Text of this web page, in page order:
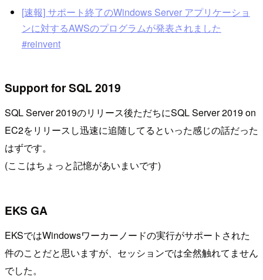
[速報] サポート終了のWindows Server アプリケーショ
ンに対するAWSのプログラムが発表されました
#reinvent
Support for SQL 2019
SQL Server 2019のリリース後ただちにSQL Server 2019 on
EC2をリリースし迅速に追随してるといった感じの話だった
はずです。
(ここはちょっと記憶があいまいです)
EKS GA
EKSではWindowsワーカーノードの実行がサポートされた
件のことだと思いますが、セッションでは全然触れてません
でした。